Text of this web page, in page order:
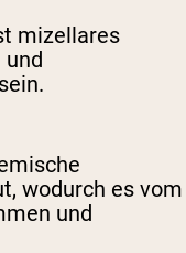
mizellares
wodurch es vom
und